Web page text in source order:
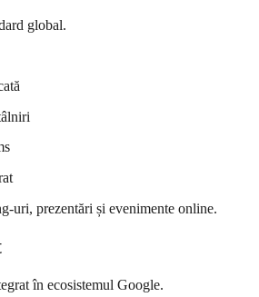
global.
uri, prezentări și evenimente online.
în ecosistemul Google.